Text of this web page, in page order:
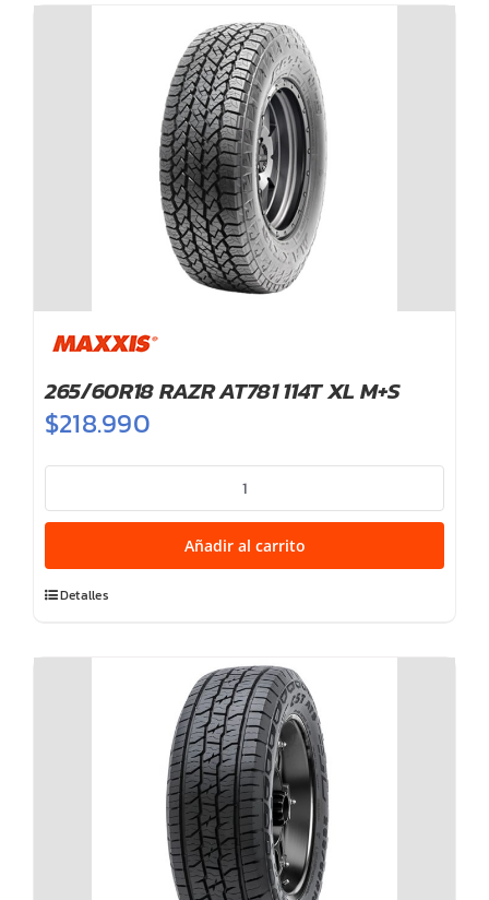
265/60R18 RAZR AT781 114T XL M+S
$218.990
RAZR
AT781
XL
M+S
Añadir al carrito
Detalles